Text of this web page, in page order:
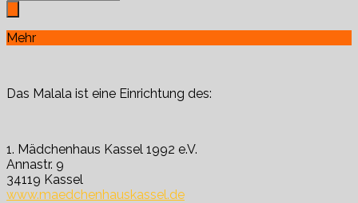
Mehr
Das Malala ist eine Einrichtung des:
1. Mädchenhaus Kassel 1992 e.V.
Annastr. 9
34119 Kassel
www.maedchenhauskassel.de